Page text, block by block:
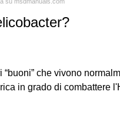
che vivono
in grado di combattere